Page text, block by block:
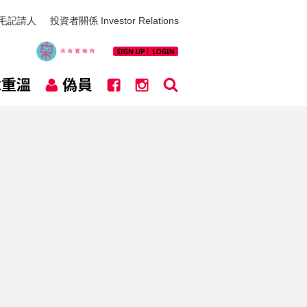
記請人 投資者關係 Investor Relations